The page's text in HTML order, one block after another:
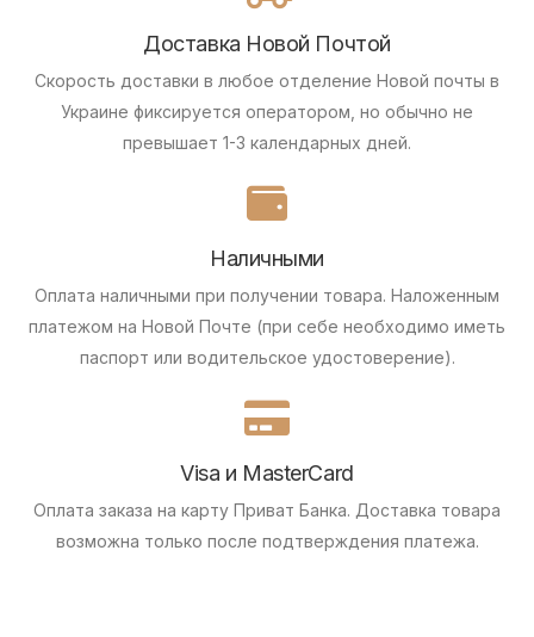
Доставка Новой Почтой
Скорость доставки в любое отделение Новой почты в
Украине фиксируется оператором, но обычно не
превышает 1-3 календарных дней.
Наличными
Оплата наличными при получении товара. Наложенным
платежом на Новой Почте (при себе необходимо иметь
паспорт или водительское удостоверение).
Visa и MasterCard
Оплата заказа на карту Приват Банка. Доставка товара
возможна только после подтверждения платежа.